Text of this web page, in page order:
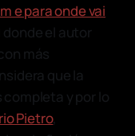
e para onde vai
donde el autor
más
que la
y por lo
Pietro,